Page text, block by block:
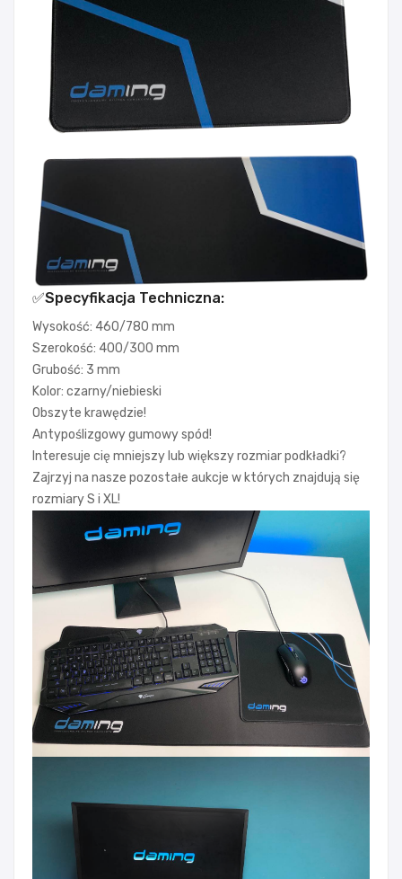
✅Specyfikacja Techniczna:
Wysokość: 460/780 mm
Szerokość: 400/300 mm
Grubość: 3 mm
Kolor: czarny/niebieski
Obszyte krawędzie!
Antypoślizgowy gumowy spód!
Interesuje cię mniejszy lub większy rozmiar podkładki?
Zajrzyj na nasze pozostałe aukcje w których znajdują się
rozmiary S i XL!